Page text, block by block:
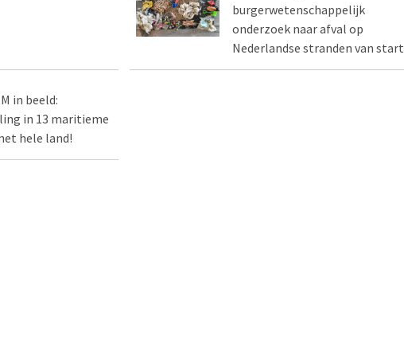
burgerwetenschappelijk
onderzoek naar afval op
Nederlandse stranden van start
in beeld:
in 13 maritieme
hele land!